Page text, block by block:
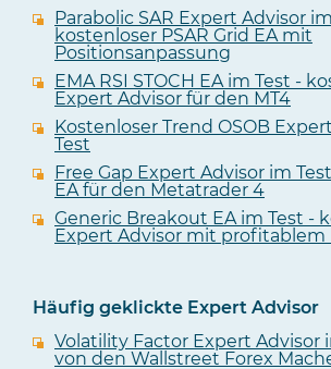
Parabolic SAR Expert Advisor
kostenloser PSAR Grid EA mit
Positionsanpassung
EMA RSI STOCH EA im Test -
Expert Advisor für den MT4
Kostenloser Trend OSOB
Test
Free Gap Expert Advisor im
EA für den Metatrader 4
Generic Breakout EA im Test -
Expert Advisor mit profitablem
Häufig geklickte Expert Advisor
Volatility Factor Expert Advisor
von den Wallstreet Forex